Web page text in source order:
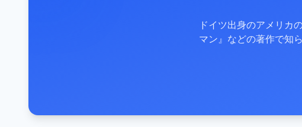
ドイツ出身のアメリカ
マン』などの著作で知